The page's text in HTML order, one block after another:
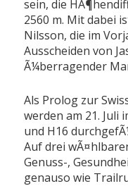
sein, die
2560 m. Mit dabei
Nilsson, die im
Ausscheiden von
Ã¼berragender
Als Prolog zur
werden am 21. Juli
und H16
Auf drei
Genuss-,
genauso wie